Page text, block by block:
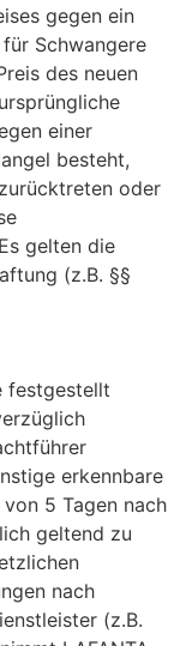
gegen ein
Schwangere
des neuen
einer
besteht,
oder
gelten die
(z.B. §§
festgestellt
erkennbare
5 Tagen nach
geltend zu
nach
(z.B.